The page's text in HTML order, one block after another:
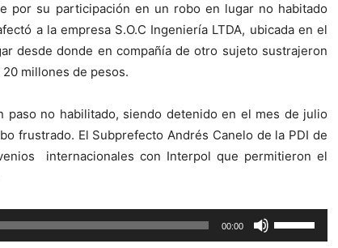
por su participación en un robo en lugar no habitado
a la empresa S.O.C Ingeniería LTDA, ubicada en el
desde donde en compañía de otro sujeto sustrajeron
millones de pesos.
paso no habilitado, siendo detenido en el mes de julio
frustrado. El Subprefecto Andrés Canelo de la PDI de
internacionales con Interpol que permitieron el
00:00
las